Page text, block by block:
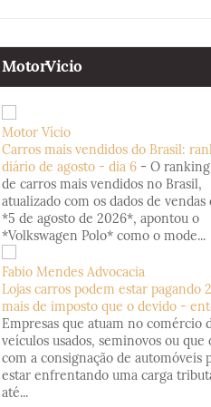
MotorVicio
Motor Vício
Carros mais vendidos do Brasil:
diário de agosto - dia 6 - O
de carros mais vendidos no Brasil,
atualizado com os dados de vendas
*5 de agosto de 2026*, apontou o
*Volkswagen Polo* como o mode...
Fabio Mendes Advocacia
Lojas carros podem estar pagando
mais de imposto que o devido -
Empresas que atuam no comércio
veículos usados, seminovos ou que
com a consignação de automóveis
estar enfrentando uma carga
até...